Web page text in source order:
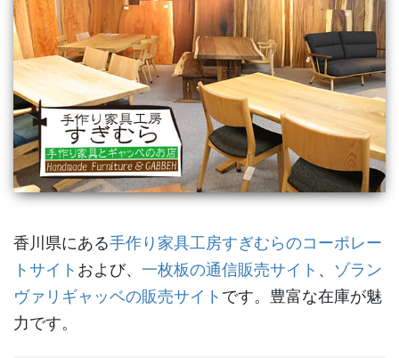
香川県にある手作り家具工房すぎむらのコーポレー
トサイト および、 一枚板の通信販売サイト 、 ゾラン
ヴァリギャッベの販売サイト です。豊富な在庫が魅
力です。